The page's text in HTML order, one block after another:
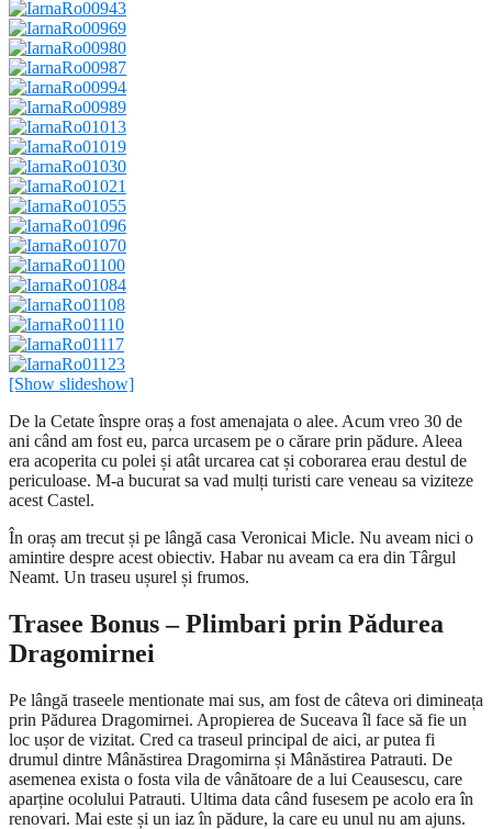
[Show slideshow]
De la Cetate înspre oraș a fost amenajata o alee. Acum vreo 30 de
ani când am fost eu, parca urcasem pe o cărare prin pădure. Aleea
era acoperita cu polei și atât urcarea cat și coborarea erau destul de
periculoase. M-a bucurat sa vad mulți turisti care veneau sa viziteze
acest Castel.
În oraș am trecut și pe lângă casa Veronicai Micle. Nu aveam nici o
amintire despre acest obiectiv. Habar nu aveam ca era din Târgul
Neamt. Un traseu ușurel și frumos.
Trasee Bonus – Plimbari prin Pădurea
Dragomirnei
Pe lângă traseele mentionate mai sus, am fost de câteva ori dimineața
prin Pădurea Dragomirnei. Apropierea de Suceava îl face să fie un
loc ușor de vizitat. Cred ca traseul principal de aici, ar putea fi
drumul dintre Mânăstirea Dragomirna și Mânăstirea Patrauti. De
asemenea exista o fosta vila de vânătoare de a lui Ceausescu, care
aparține ocolului Patrauti. Ultima data când fusesem pe acolo era în
renovari. Mai este și un iaz în pădure, la care eu unul nu am ajuns.